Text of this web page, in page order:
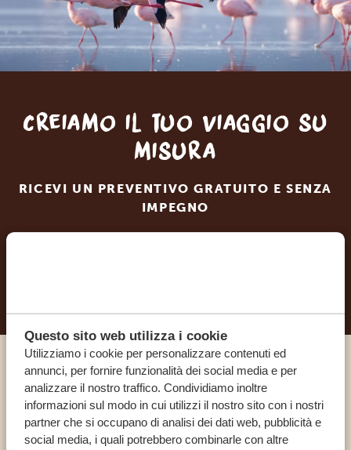
Questo sito web utilizza i cookie
Utilizziamo i cookie per personalizzare contenuti ed
annunci, per fornire funzionalità dei social media e per
analizzare il nostro traffico. Condividiamo inoltre
informazioni sul modo in cui utilizzi il nostro sito con i nostri
partner che si occupano di analisi dei dati web, pubblicità e
social media, i quali potrebbero combinarle con altre
Creiamo il tuo viaggio su
misura
RICEVI UN PREVENTIVO GRATUITO E SENZA
IMPEGNO
Chiama un esperto
I NOSTRI SPECIALISTI SONO QUI PER TE